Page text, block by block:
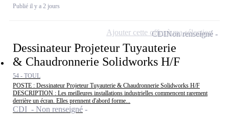
Publié il y a 2 jours
Dessinateur Projeteur Tuyauterie
& Chaudronnerie Solidworks H/F
54 - TOUL
POSTE : Dessinateur Projeteur Tuyauterie & Chaudronnerie Solidworks H/F
DESCRIPTION : Les meilleures installations industrielles commencent rarement
derrière un écran. Elles prennent d'abord forme...
CDI - Non renseigné
CDINon renseigné
Ajouter cette offre à ma sélection